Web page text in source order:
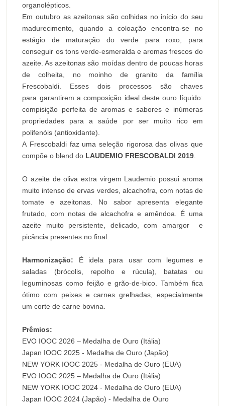
organolépticos.
Em outubro as azeitonas são colhidas no início do seu
madurecimento, quando a coloação encontra-se no
estágio de maturação do verde para roxo, para
conseguir os tons verde-esmeralda e aromas frescos do
azeite. As azeitonas são moídas dentro de poucas horas
de colheita, no moinho de granito da família
Frescobaldi. Esses dois processos são chaves
para garantirem a composição ideal deste ouro líquido:
compisição perfeita de aromas e sabores e inúmeras
propriedades para a saúde por ser muito rico em
polifenóis (antioxidante).
A Frescobaldi faz uma seleção rigorosa das olivas que
compõe o blend do LAUDEMIO FRESCOBALDI 2019
O azeite de oliva extra virgem Laudemio possui aroma
muito intenso de ervas verdes, alcachofra, com notas de
tomate e azeitonas. No sabor apresenta elegante
frutado, com notas de alcachofra e amêndoa. É uma
azeite muito persistente, delicado, com amargor e
picância presentes no final.
Harmonização: É idela para usar com legumes e
saladas (brócolis, repolho e rúcula), batatas ou
leguminosas como feijão e grão-de-bico. Também fica
ótimo com peixes e carnes grelhadas, especialmente
um corte de carne bovina.
Prêmios:
EVO IOOC 2026 – Medalha de Ouro (Itália)
Japan IOOC 2025 - Medalha de Ouro (Japão)
NEW YORK IOOC 2025 - Medalha de Ouro (EUA)
EVO IOOC 2025 – Medalha de Ouro (Itália)
NEW YORK IOOC 2024 - Medalha de Ouro (EUA)
Japan IOOC 2024 (Japão) - Medalha de Ouro